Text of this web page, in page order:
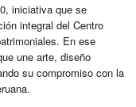
iniciativa que se
integral del Centro
En ese
une arte, diseño
su compromiso con la